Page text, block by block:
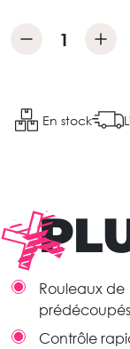
En stock
Rouleaux de
Contrôle